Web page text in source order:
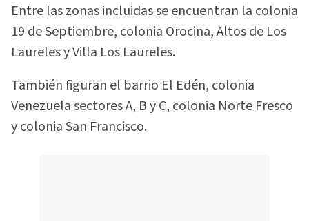
Entre las zonas incluidas se encuentran la colonia
19 de Septiembre, colonia Orocina, Altos de Los
Laureles y Villa Los Laureles.
También figuran el barrio El Edén, colonia
Venezuela sectores A, B y C, colonia Norte Fresco
y colonia San Francisco.